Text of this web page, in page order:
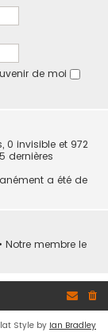
de moi
0 invisible et 972
dernières
a été de
Notre membre le
Style by Ian Bradley